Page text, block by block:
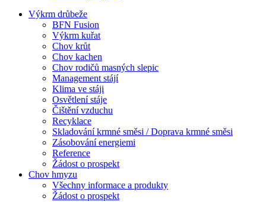
Výkrm drůbeže
BFN Fusion
Výkrm kuřat
Chov krůt
Chov kachen
Chov rodičů masných slepic
Management stájí
Klima ve stáji
Osvětlení stáje
Čištění vzduchu
Recyklace
Skladování krmné směsi / Doprava krmné směsi
Zásobování energiemi
Reference
Žádost o prospekt
Chov hmyzu
Všechny informace a produkty
Žádost o prospekt